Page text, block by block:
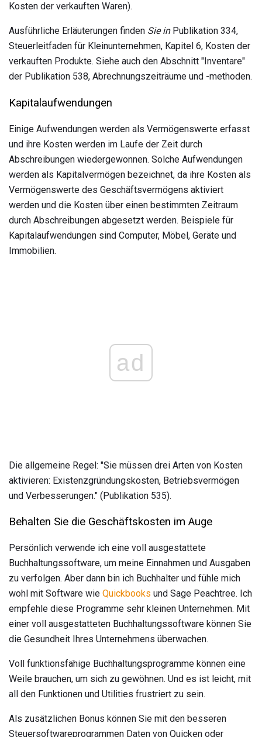
Kosten der verkauften Waren).
Ausführliche Erläuterungen finden Sie inPublikation 334,
Steuerleitfaden für Kleinunternehmen, Kapitel 6, Kosten der
verkauften Produkte. Siehe auch den Abschnitt "Inventare"
der Publikation 538, Abrechnungszeiträume und -methoden.
Kapitalaufwendungen
Einige Aufwendungen werden als Vermögenswerte erfasst
und ihre Kosten werden im Laufe der Zeit durch
Abschreibungen wiedergewonnen. Solche Aufwendungen
werden als Kapitalvermögen bezeichnet, da ihre Kosten als
Vermögenswerte des Geschäftsvermögens aktiviert
werden und die Kosten über einen bestimmten Zeitraum
durch Abschreibungen abgesetzt werden. Beispiele für
Kapitalaufwendungen sind Computer, Möbel, Geräte und
Immobilien.
ad
Die allgemeine Regel: "Sie müssen drei Arten von Kosten
aktivieren: Existenzgründungskosten, Betriebsvermögen
und Verbesserungen." (Publikation 535).
Behalten Sie die Geschäftskosten im Auge
Persönlich verwende ich eine voll ausgestattete
Buchhaltungssoftware, um meine Einnahmen und Ausgaben
zu verfolgen. Aber dann bin ich Buchhalter und fühle mich
wohl mit Software wie Quickbooks und Sage Peachtree. Ich
empfehle diese Programme sehr kleinen Unternehmen. Mit
einer voll ausgestatteten Buchhaltungssoftware können Sie
die Gesundheit Ihres Unternehmens überwachen.
Voll funktionsfähige Buchhaltungsprogramme können eine
Weile brauchen, um sich zu gewöhnen. Und es ist leicht, mit
all den Funktionen und Utilities frustriert zu sein.
Als zusätzlichen Bonus können Sie mit den besseren
Steuersoftwareprogrammen Daten von Quicken oder